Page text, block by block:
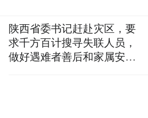
陕西省委书记赶赴灾区，要
求千方百计搜寻失联人员，
做好遇难者善后和家属安抚